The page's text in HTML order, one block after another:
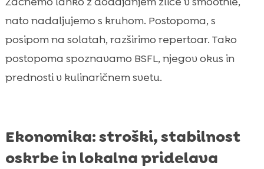
nato nadaljujemo s kruhom. Postopoma, s
posipom na solatah, razširimo repertoar. Tako
postopoma spoznavamo BSFL, njegov okus in
prednosti v kulinaričnem svetu.
Ekonomika: stroški, stabilnost
oskrbe in lokalna pridelava